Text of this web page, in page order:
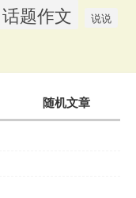
话题作文
说说
随机文章